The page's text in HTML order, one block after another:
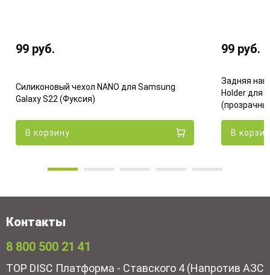
99 руб.
Силиконовый чехол NANO для Samsung
Galaxy S22 (Фуксия)
В корзину
99 руб.
Задняя
Holder для
В
Контакты
8 800 500 21 41
TOP DISC Платформа - Ставского 4 (Напротив АЗС